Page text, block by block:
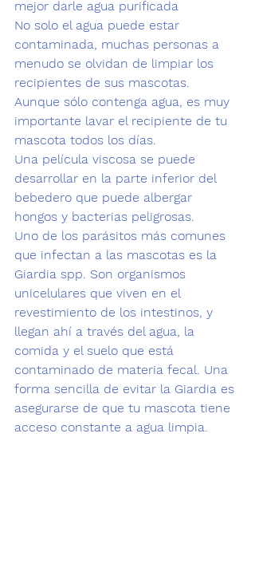
mejor darle agua purificada
No solo el agua puede estar
contaminada, muchas personas a
menudo se olvidan de limpiar los
recipientes de sus mascotas.
Aunque sólo contenga agua, es muy
importante lavar el recipiente de tu
mascota todos los días.
Una película viscosa se puede
desarrollar en la parte inferior del
bebedero que puede albergar
hongos y bacterias peligrosas.
Uno de los parásitos más comunes
que infectan a las mascotas es la
Giardia spp . Son organismos
unicelulares que viven en el
revestimiento de los intestinos, y
llegan ahí a través del agua, la
comida y el suelo que está
contaminado de materia fecal. Una
forma sencilla de evitar la Giardia es
asegurarse de que tu mascota tiene
acceso constante a agua limpia.